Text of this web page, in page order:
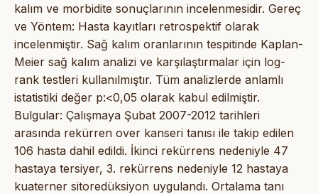
kalım ve morbidite sonuçlarının incelenmesidir. Gereç
ve Yöntem: Hasta kayıtları retrospektif olarak
incelenmiştir. Sağ kalım oranlarının tespitinde Kaplan-
Meier sağ kalım analizi ve karşılaştırmalar için log-
rank testleri kullanılmıştır. Tüm analizlerde anlamlı
istatistiki değer p:<0,05 olarak kabul edilmiştir.
Bulgular: Çalışmaya Şubat 2007-2012 tarihleri
arasında rekürren over kanseri tanısı ile takip edilen
106 hasta dahil edildi. İkinci rekürrens nedeniyle 47
hastaya tersiyer, 3. rekürrens nedeniyle 12 hastaya
kuaterner sitoredüksiyon uygulandı. Ortalama tanı